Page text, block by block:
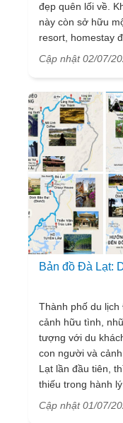
đẹp quên lối về.
này còn sở hữu
resort, homestay
cầu của đông đảo
Đà Lạt Eco Hotel
hợp lý. Cùng
này trong bài viết
Cập nhật 02/07/
Bản đồ Đà Lạt:
Thành phố du
cảnh hữu tình,
tượng với du
con người và
Lạt lần đầu tiên,
thiếu trong hành
gặp tình trạng lạc
Cập nhật 01/07/